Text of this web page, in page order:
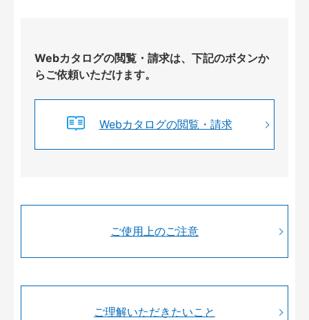
Webカタログの閲覧・請求は、下記のボタンか
らご依頼いただけます。
Webカタログの閲覧・請求
ご使用上のご注意
ご理解いただきたいこと